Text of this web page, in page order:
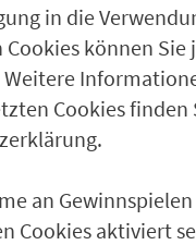
in die
können Sie
Cookies finden
an
Cookies aktiviert